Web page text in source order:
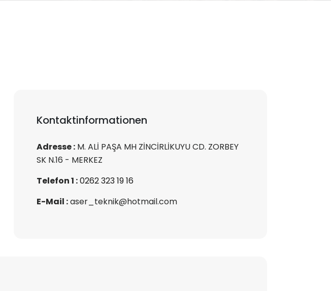
Kontaktinformationen
Adresse : M. ALİ PAŞA MH ZİNCİRLİKUYU CD. ZORBEY
SK N.16 - MERKEZ
Telefon 1 :0262 323 19 16
E-Mail :aser_teknik@hotmail.com